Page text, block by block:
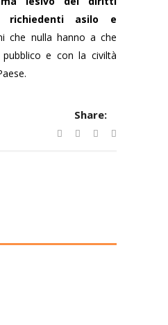
richiedenti asilo e
che nulla hanno a che
pubblico e con la civiltà
Share: